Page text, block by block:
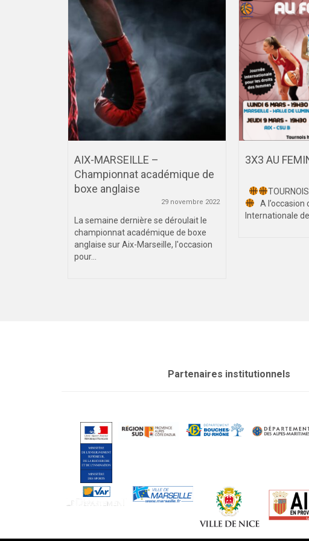
AIX-MARSEILLE –
Championnat académique de
boxe anglaise
29 novembre 2022
La semaine dernière se déroulait le
championnat académique de boxe
anglaise sur Aix-Marseille, l'occasion
pour...
3X3 AU
A l’occasion
Internationale
Partenaires institutionnels